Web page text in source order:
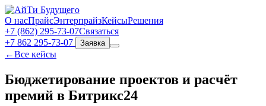
О насПрайсЭнтерпрайзКейсыРешения
+7 (862) 295‑73‑07Связаться
+7 862 295-73-07
Заявка
←Все кейсы
Бюджетирование проектов и расчёт
премий в Битрикс24